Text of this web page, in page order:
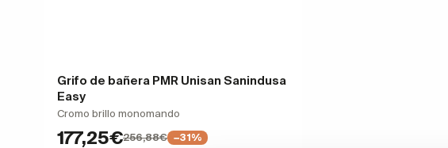
Grifo de bañera PMR Unisan Sanindusa
Easy
Cromo brillo monomando
177,25€256,88€ −31%